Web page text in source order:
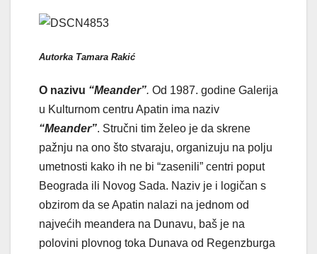
Autorka Tamara Rakić
O nazivu “Meander”. Od 1987. godine Galerija
u Kulturnom centru Apatin ima naziv
“Meander”. Stručni tim želeo je da skrene
pažnju na ono što stvaraju, organizuju na polju
umetnosti kako ih ne bi “zasenili” centri poput
Beograda ili Novog Sada. Naziv je i logičan s
obzirom da se Apatin nalazi na jednom od
najvećih meandera na Dunavu, baš je na
polovini plovnog toka Dunava od Regenzburga